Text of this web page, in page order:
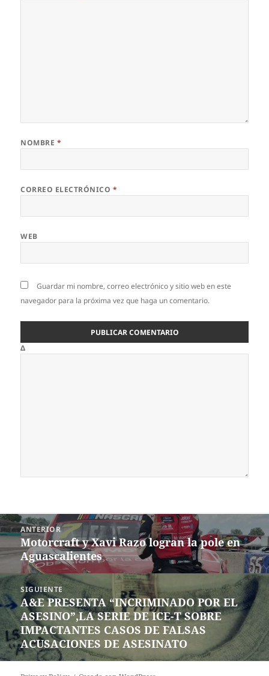
NOMBRE *
CORREO ELECTRÓNICO *
WEB
Guardar mi nombre, correo electrónico y sitio web en este
navegador para la próxima vez que haga un comentario.
Δ
Navegación
de
entradas
ANTERIOR
Entrada
anterior:
Motorcraft y Xavi Razo logran la pole en
Aguascalientes
SIGUIENTE
Siguiente
entrada:
A&E PRESENTA “INCRIMINADO POR EL
ASESINO”,LA SERIE DE ICE-T SOBRE
IMPACTANTES CASOS DE FALSAS
ACUSACIONES DE ASESINATO